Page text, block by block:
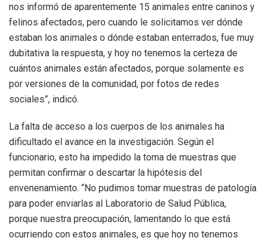
nos informó de aparentemente 15 animales entre caninos y
felinos afectados, pero cuando le solicitamos ver dónde
estaban los animales o dónde estaban enterrados, fue muy
dubitativa la respuesta, y hoy no tenemos la certeza de
cuántos animales están afectados, porque solamente es
por versiones de la comunidad, por fotos de redes
sociales”, indicó.
La falta de acceso a los cuerpos de los animales ha
dificultado el avance en la investigación. Según el
funcionario, esto ha impedido la toma de muestras que
permitan confirmar o descartar la hipótesis del
envenenamiento. “No pudimos tomar muestras de patología
para poder enviarlas al Laboratorio de Salud Pública,
porque nuestra preocupación, lamentando lo que está
ocurriendo con estos animales, es que hoy no tenemos